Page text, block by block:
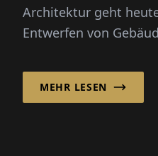
Architektur geht
Entwerfen von
MEHR LESEN